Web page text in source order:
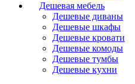
Дешевая мебель
Дешевые диваны
Дешевые шкафы
Дешевые кровати
Дешевые комоды
Дешевые тумбы
Дешевые кухни